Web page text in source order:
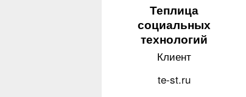
Теплица
социальных
технологий
Клиент
te-st.ru